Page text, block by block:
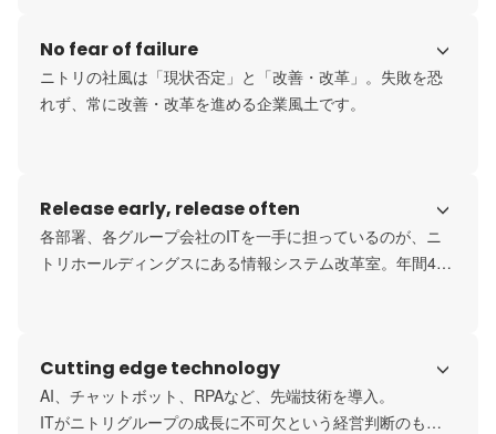
No fear of failure
ニトリの社風は「現状否定」と「改善・改革」。失敗を恐
れず、常に改善・改革を進める企業風土です。
Release early, release often
各部署、各グループ会社のITを一手に担っているのが、ニ
トリホールディングスにある情報システム改革室。年間400
Cutting edge technology
AI、チャットボット、RPAなど、先端技術を導入。
ITがニトリグループの成長に不可欠という経営判断のも